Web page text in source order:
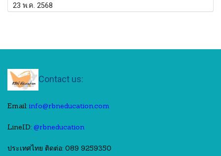
23 พ.ค. 2568
Contact us:
Email: info@rbneducation.com
LineID: @rbneducation
ประเทศไทย ติดต่อ: 089 9259350